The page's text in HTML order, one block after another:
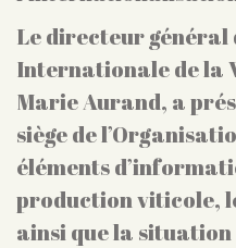
Le directeur général
Internationale de la
Marie Aurand, a
siège de
éléments
production viticole,
ainsi que la